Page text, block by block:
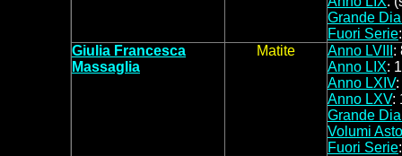
Grande
Fuori Serie
Giulia Francesca
Massaglia
Matite Anno LVIII :
Anno LIX:
Anno LXIV:
Anno LXV:
Grande
Volumi
Fuori Serie